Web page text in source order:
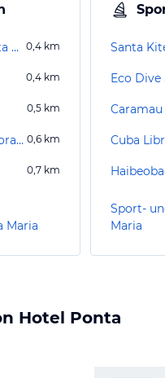
Funana Casa da Cultura Santa Maria 0,4 km
0,4 km
0,5 km
Kirche Paróquia Nossa Senhora das Dores–Sal 0,6 km
0,7 km
Maria
Santa
Eco Dive
Cuba
Sport-
Maria
Hotel Ponta